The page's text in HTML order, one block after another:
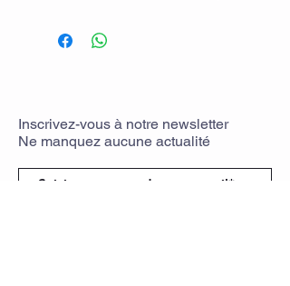
Accessoires livrés : 1 tête de
Inscrivez-vous à notre newsletter
Ne manquez aucune actualité